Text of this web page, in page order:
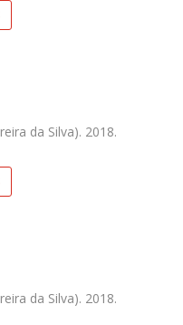
da Silva). 2018.
da Silva). 2018.